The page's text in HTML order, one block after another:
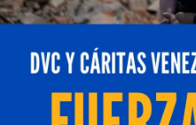
del modelo
del fin de soporte
debe verse como un
y reducir desarrollos